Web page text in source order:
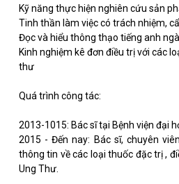
Kỹ năng thực hiện nghiên cứu sản
Tinh thần làm việc có trách nhiệm,
Đọc và hiểu thông thạo tiếng anh
Kinh nghiệm kê đơn điều trị với các
thư
Quá trình công tác:
2013-1015: Bác sĩ tại Bệnh viện đại
2015 - Đến nay: Bác sĩ, chuyên
thông tin về các loại thuốc đặc trị ,
Ung Thư.